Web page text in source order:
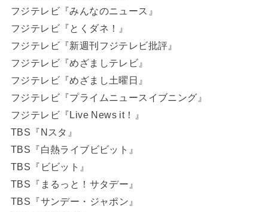
フジテレビ『みんなのニュース』
フジテレビ『とくダネ！』
フジテレビ『新週刊フジテレビ批評』
フジテレビ『めざましテレビ』
フジテレビ『めざまし土曜日』
フジテレビ『プライムニュースイブニング』
フジテレビ『Live News it！』
TBS『Nスタ』
TBS『白熱ライブビビット』
TBS『ビビット』
TBS『まるっと！サタデー』
TBS『サンデー・ジャポン』